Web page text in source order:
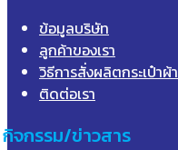
ข้อมูลบริษัท
ลูกค้าของเรา
วิธีการสั่งผลิตกระเป๋าผ้า
ติดต่อเรา
กิจกรรม/ข่าวสาร